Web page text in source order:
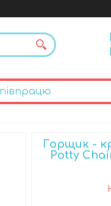
Горщик -
Potty